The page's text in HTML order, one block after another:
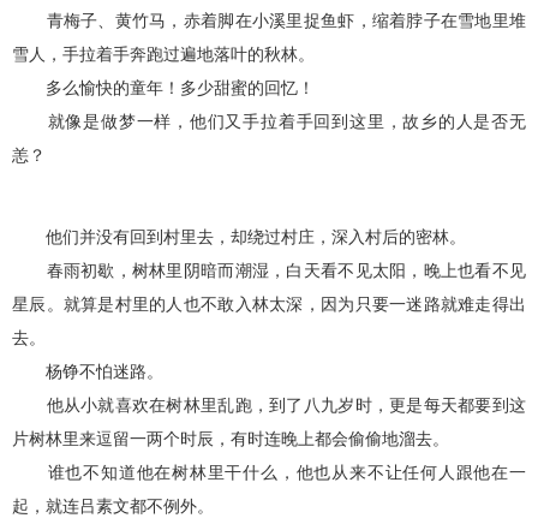
青梅子、黄竹马，赤着脚在小溪里捉鱼虾，缩着脖子在雪地里堆
雪人，手拉着手奔跑过遍地落叶的秋林。
多么愉快的童年！多少甜蜜的回忆！
就像是做梦一样，他们又手拉着手回到这里，故乡的人是否无
恙？
他们并没有回到村里去，却绕过村庄，深入村后的密林。
春雨初歇，树林里阴暗而潮湿，白天看不见太阳，晚上也看不见
星辰。就算是村里的人也不敢入林太深，因为只要一迷路就难走得出
去。
杨铮不怕迷路。
他从小就喜欢在树林里乱跑，到了八九岁时，更是每天都要到这
片树林里来逗留一两个时辰，有时连晚上都会偷偷地溜去。
谁也不知道他在树林里干什么，他也从来不让任何人跟他在一
起，就连吕素文都不例外。